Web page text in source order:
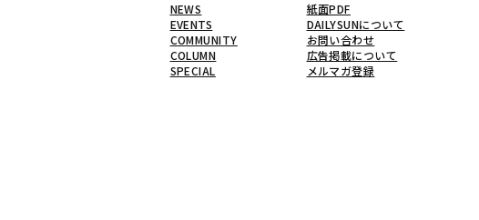
NEWS
EVENTS
COMMUNITY
COLUMN
SPECIAL
紙面PDF
DAILYSUNについて
お問い合わせ
広告掲載について
メルマガ登録